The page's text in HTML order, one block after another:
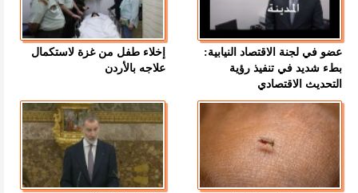
عضو في لجنة الاقتصاد النيابية:
بطء شديد في تنفيذ رؤية
التحديث الاقتصادي
إخلاء طفل من غزة لاستكمال
علاجه بالأردن